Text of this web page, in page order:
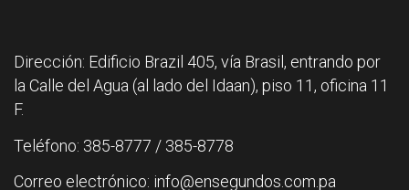
Dirección: Edificio Brazil 405, vía Brasil, entrando por
la Calle del Agua (al lado del Idaan), piso 11, oficina 11
F.
Teléfono: 385-8777 / 385-8778
Correo electrónico: info@ensegundos.com.pa